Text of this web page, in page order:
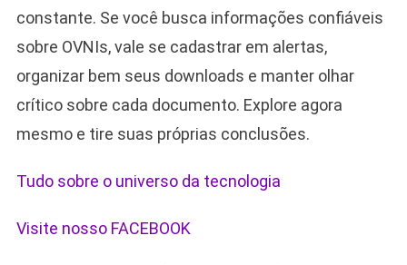
constante. Se você busca informações confiáveis
sobre OVNIs, vale se cadastrar em alertas,
organizar bem seus downloads e manter olhar
crítico sobre cada documento. Explore agora
mesmo e tire suas próprias conclusões.
Tudo sobre o universo da tecnologia
Visite nosso FACEBOOK